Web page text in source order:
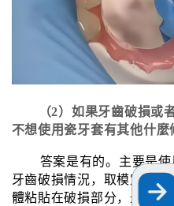
（2）如果牙齒破損或
不想使用瓷牙套有其他什麼
答案是有的。主要是
牙齒破損情況，取模定制
體粘貼在破損部分，最終